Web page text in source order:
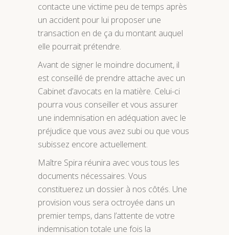
contacte une victime peu de temps après
un accident pour lui proposer une
transaction en de ça du montant auquel
elle pourrait prétendre.
Avant de signer le moindre document, il
est conseillé de prendre attache avec un
Cabinet d’avocats en la matière. Celui-ci
pourra vous conseiller et vous assurer
une indemnisation en adéquation avec le
préjudice que vous avez subi ou que vous
subissez encore actuellement.
Maître Spira réunira avec vous tous les
documents nécessaires. Vous
constituerez un dossier à nos côtés. Une
provision vous sera octroyée dans un
premier temps, dans l’attente de votre
indemnisation totale une fois la